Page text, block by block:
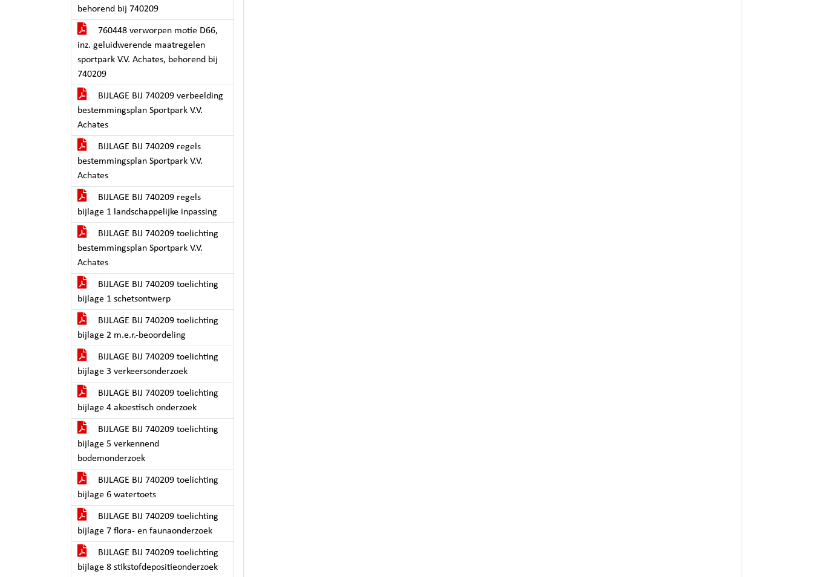
behorend bij 740209
760448 verworpen motie D66,
inz. geluidwerende maatregelen
sportpark V.V. Achates, behorend bij
740209
BIJLAGE BIJ 740209 verbeelding
bestemmingsplan Sportpark V.V.
Achates
BIJLAGE BIJ 740209 regels
bestemmingsplan Sportpark V.V.
Achates
BIJLAGE BIJ 740209 regels
bijlage 1 landschappelijke inpassing
BIJLAGE BIJ 740209 toelichting
bestemmingsplan Sportpark V.V.
Achates
BIJLAGE BIJ 740209 toelichting
bijlage 1 schetsontwerp
BIJLAGE BIJ 740209 toelichting
bijlage 2 m.e.r.-beoordeling
BIJLAGE BIJ 740209 toelichting
bijlage 3 verkeersonderzoek
BIJLAGE BIJ 740209 toelichting
bijlage 4 akoestisch onderzoek
BIJLAGE BIJ 740209 toelichting
bijlage 5 verkennend
bodemonderzoek
BIJLAGE BIJ 740209 toelichting
bijlage 6 watertoets
BIJLAGE BIJ 740209 toelichting
bijlage 7 flora- en faunaonderzoek
BIJLAGE BIJ 740209 toelichting
bijlage 8 stikstofdepositieonderzoek